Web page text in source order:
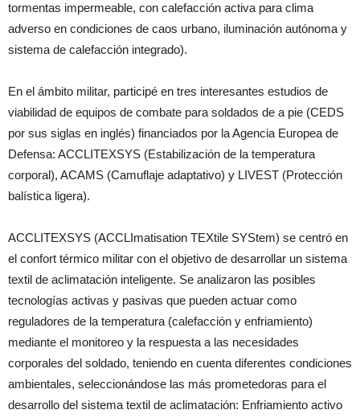
tormentas impermeable, con calefacción activa para clima
adverso en condiciones de caos urbano, iluminación autónoma y
sistema de calefacción integrado).
En el ámbito militar, participé en tres interesantes estudios de
viabilidad de equipos de combate para soldados de a pie (CEDS
por sus siglas en inglés) financiados por la Agencia Europea de
Defensa: ACCLITEXSYS (Estabilización de la temperatura
corporal), ACAMS (Camuflaje adaptativo) y LIVEST (Protección
balística ligera).
ACCLITEXSYS (ACCLImatisation TEXtile SYStem) se centró en
el confort térmico militar con el objetivo de desarrollar un sistema
textil de aclimatación inteligente. Se analizaron las posibles
tecnologías activas y pasivas que pueden actuar como
reguladores de la temperatura (calefacción y enfriamiento)
mediante el monitoreo y la respuesta a las necesidades
corporales del soldado, teniendo en cuenta diferentes condiciones
ambientales, seleccionándose las más prometedoras para el
desarrollo del sistema textil de aclimatación: Enfriamiento activo